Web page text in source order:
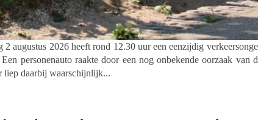
2 augustus 2026 heeft rond 12.30 uur een eenzijdig
personenauto raakte door een nog onbekende oorzaak van
liep daarbij waarschijnlijk...